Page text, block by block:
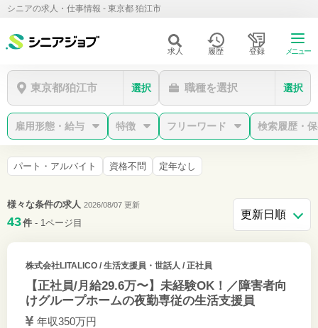
シニアの求人・仕事情報 - 東京都 狛江市
求人 履歴 登録 メニュー
東京都/狛江市 選択 職種を選択 選択
雇用形態・給与 特徴 フリーワード 検索履歴・
パート・アルバイト 資格不問 定年なし
様々な条件の求人 2026/08/07 更新
43件 - 1ページ目
株式会社LITALICO/ 生活支援員・世話人 / 正社員
【正社員/月給29.6万〜】未経験OK！／障害者向
けグループホームの夜勤専従の生活支援員
年収350万円